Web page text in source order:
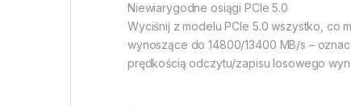
Niewiarygodne osiągi PCIe 5.0
Wyciśnij z modelu PCIe 5.0 wszystko,
wynoszące do 14800/13400 MB/s –
prędkością odczytu/zapisu losowego